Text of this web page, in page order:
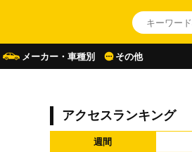
メーカー・車種別 その他
アクセスランキング
週間